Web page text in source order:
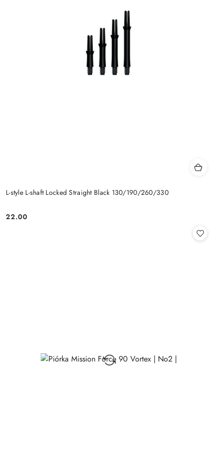
L-style L-shaft Locked Straight Black 130/190/260/330
Cena:
22.00